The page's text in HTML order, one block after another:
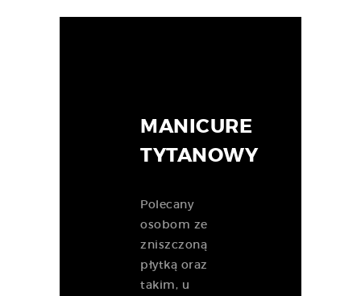
MANICURE
TYTANOWY
Polecany
osobom ze
zniszczoną
płytką oraz
takim, u